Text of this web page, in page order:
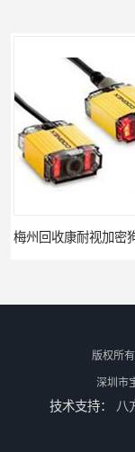
版权所
深圳市
技术支持： 八